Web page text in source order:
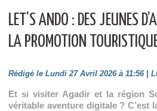
LET’S ANDO : DES JEUNES
LA PROMOTION
Rédigé le Lundi 27 Avril 2026 à 11:56 |
Et si visiter Agadir et la région
véritable aventure digitale ? C’est